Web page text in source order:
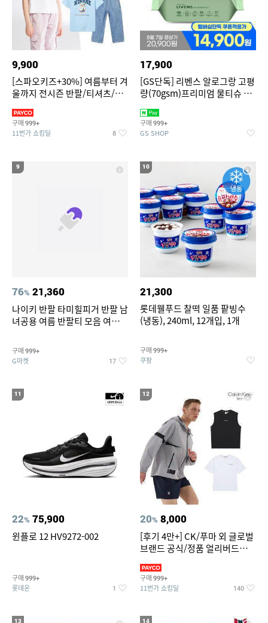
9,900
[스파오키즈+30%] 여름부터 겨
울까지 전시즌 반팔/티셔츠/셋
구매 999+
11번가 쇼킹딜 8
17,900
[GS단독] 리벤스 알로그랑 고평
량(70gsm)프리미엄 물티슈 70
구매 999+
GS SHOP
9
76% 21,360
나이키 반팔 타미힐피거 반팔 남
녀공용 여름 반팔티 모음 여름
구매 999+
G마켓 17
10
21,300
롯데웰푸드 찰떡 일품 팥빙수
(냉동), 240ml, 12개입, 1개
구매 999+
쿠팡
11
22% 75,900
윈플로 12 HV9272-002
구매 999+
롯데온 1
12
20% 8,000
[후기 4만+] CK/푸마 외 글로벌
브랜드 공식/정품 얼리버드
구매 999+
11번가 쇼킹딜 140
13 14